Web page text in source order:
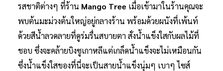
รสชาติต่างๆ ที่ร้าน Mango Tree เมื่อเข้ามาในร้านคุณจะ
พบต้นมะม่วงต้นใหญ่อยู่กลางร้าน พร้อมด้วยผนังที่เพ้นท์
ด้วยสีน้ำลวดลายที่ดูร่มรื่นสบายตา สั่งน้ำแข็งใสกับผลไม้ที่
ชอบ ซึ่งจะคล้ายบิงซูเกาหลีแต่เกล็ดน้ำแข็งจะไม่เหมือนกัน
ซึ่งน้ำแข็งใสของที่นี่จะเป็นสายน้ำแข็งนุ่มๆ เบาๆ ไซส์